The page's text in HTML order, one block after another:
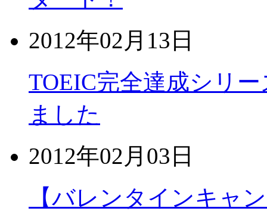
2012年02月13日
TOEIC完全達成シリ
ました
2012年02月03日
【バレンタインキャ